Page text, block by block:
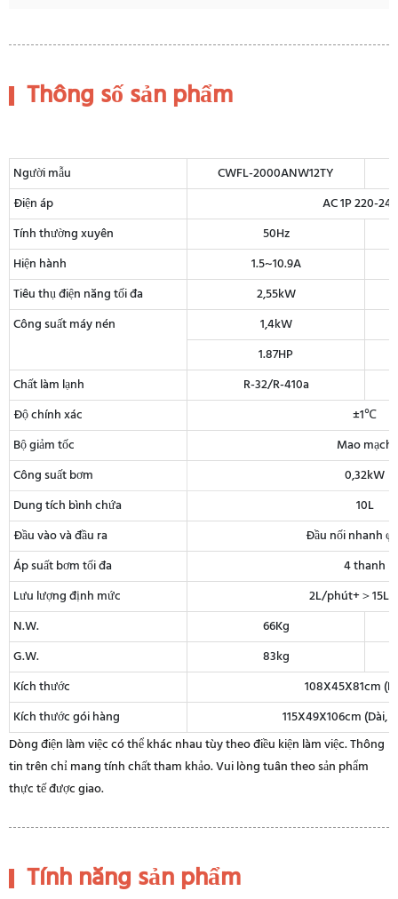
Thông số sản phẩm
Người mẫu CWFL-2000ANW12TY
Điện áp
AC 1P 220-
Tính thường xuyên
50Hz
Hiện hành
1.5~10.9A
Tiêu thụ điện năng tối đa
2,55kW
Công suất máy nén
1,4kW
1.87HP
Chất làm lạnh
R-32/R-410a
Độ chính xác
±1℃
Bộ giảm tốc
Mao mạch
Công suất bơm
0,32kW
Dung tích bình chứa
10L
Đầu vào và đầu ra
Đầu nối nhanh
Áp suất bơm tối đa
4 thanh
Lưu lượng định mức
2L/phút+＞
N.W.
66Kg
G.W.
83kg
Kích thước
108X45X81cm
Kích thước gói hàng
115X49X106cm (Dài,
Dòng điện làm việc có thể khác nhau tùy theo điều kiện làm việc. Thông
tin trên chỉ mang tính chất tham khảo. Vui lòng tuân theo sản phẩm
thực tế được giao.
Tính năng sản phẩm